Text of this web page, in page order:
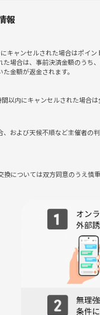
報
キャンセルされた場合はポイン
た場合は、事前決済金額のう
金額が返金されます。
以内にキャンセルされた場合は
、および天候不順など主催者の
換については双方同意のうえ